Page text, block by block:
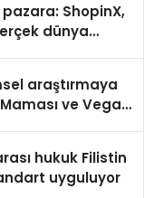
ShopinX,
dünya
araştırmaya
ve Vegan
hukuk Filistin
uyguluyor